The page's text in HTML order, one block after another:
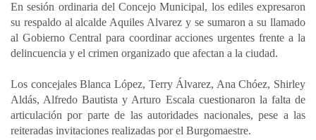
s
A
p
e
b
o
k
k
e
d
n
l
p
a
r
i
r
En sesión ordinaria del Concejo Municipal, los ediles expresaron
su respaldo al alcalde Aquiles Alvarez y se sumaron a su llamado
al Gobierno Central para coordinar acciones urgentes frente a la
delincuencia y el crimen organizado que afectan a la ciudad.
Los concejales Blanca López, Terry Álvarez, Ana Chóez, Shirley
Aldás, Alfredo Bautista y Arturo Escala cuestionaron la falta de
articulación por parte de las autoridades nacionales, pese a las
reiteradas invitaciones realizadas por el Burgomaestre.